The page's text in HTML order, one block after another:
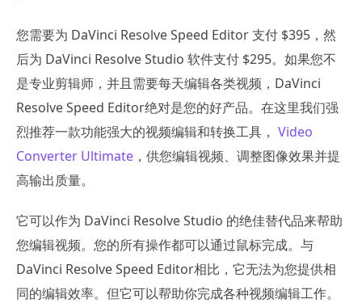
您需要为 DaVinci Resolve Speed Editor 支付 $395，然
后为 DaVinci Resolve Studio 软件支付 $295。如果您不
是专业剪辑师，并且需要每天编辑各类视频，DaVinci
Resolve Speed Editor绝对是您的好产品。在这里我们强
烈推荐一款功能强大的视频编辑和转换工具， Video
Converter Ultimate ，供您编辑视频、调整图像效果并提
高输出质量。
它可以作为 DaVinci Resolve Studio 的绝佳替代品来帮助
您编辑视频。您的所有操作都可以通过鼠标完成。与
DaVinci Resolve Speed Editor相比，它无法为您提供相
同的编辑效率。但它可以帮助你完成各种视频编辑工作。